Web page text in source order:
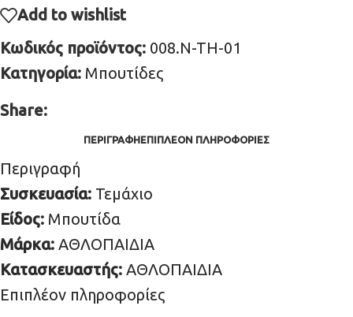
Add to wishlist
Κωδικός προϊόντος: 008.N-TH-01
Κατηγορία: Μπουτίδες
Share:
ΠΕΡΙΓΡΑΦΉΕΠΙΠΛΈΟΝ ΠΛΗΡΟΦΟΡΊΕΣ
Περιγραφή
Συσκευασία: Τεμάχιο
Είδος: Μπουτίδα
Μάρκα: ΑΘΛΟΠΑΙΔΙΑ
Κατασκευαστής: ΑΘΛΟΠΑΙΔΙΑ
Επιπλέον πληροφορίες